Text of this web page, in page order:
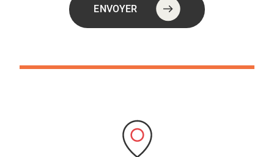
ENVOYER